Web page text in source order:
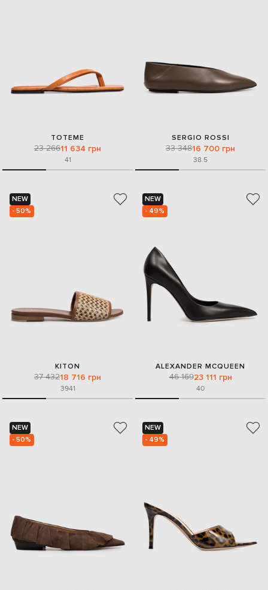
TOTEME
23 26611 634 грн
41
SERGIO ROSSI
33 34816 700 грн
38.5
NEW
- 50%
KITON
37 43218 716 грн
3941
NEW
- 49%
ALEXANDER MCQUEEN
46 16923 111 грн
40
NEW
- 50%
NEW
- 49%